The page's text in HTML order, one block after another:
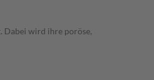
Dabei wird ihre poröse,